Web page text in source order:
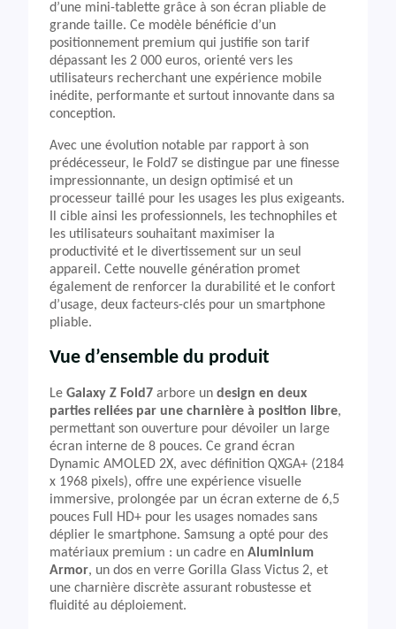
d’une mini-tablette grâce à son écran pliable de
grande taille. Ce modèle bénéficie d’un
positionnement premium qui justifie son tarif
dépassant les 2 000 euros, orienté vers les
utilisateurs recherchant une expérience mobile
inédite, performante et surtout innovante dans sa
conception.
Avec une évolution notable par rapport à son
prédécesseur, le Fold7 se distingue par une finesse
impressionnante, un design optimisé et un
processeur taillé pour les usages les plus exigeants.
Il cible ainsi les professionnels, les technophiles et
les utilisateurs souhaitant maximiser la
productivité et le divertissement sur un seul
appareil. Cette nouvelle génération promet
également de renforcer la durabilité et le confort
d’usage, deux facteurs-clés pour un smartphone
pliable.
Vue d’ensemble du produit
Le Galaxy Z Fold7 arbore un design en deux
parties reliées par une charnière à position libre,
permettant son ouverture pour dévoiler un large
écran interne de 8 pouces. Ce grand écran
Dynamic AMOLED 2X, avec définition QXGA+ (2184
x 1968 pixels), offre une expérience visuelle
immersive, prolongée par un écran externe de 6,5
pouces Full HD+ pour les usages nomades sans
déplier le smartphone. Samsung a opté pour des
matériaux premium : un cadre en Aluminium
Armor, un dos en verre Gorilla Glass Victus 2, et
une charnière discrète assurant robustesse et
fluidité au déploiement.